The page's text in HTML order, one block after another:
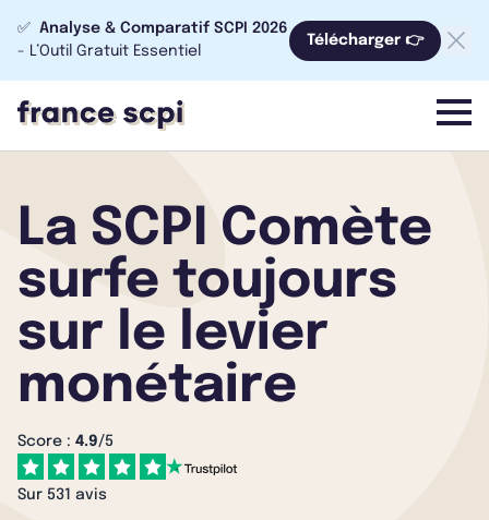
✅ Analyse & Comparatif SCPI 2026
- L’Outil Gratuit Essentiel
Télécharger 👉
menu
La SCPI Comète
surfe toujours
sur le levier
monétaire
Score : 4.9/5
Sur 531 avis